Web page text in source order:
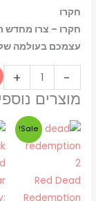
חקרו
חקרו – צרו מחדש
עצמכם בעולמה של
-
+
מוצרים
Red Dead
Redemption
Sale!
המחיר
המקורי
היה:
₪105.00.
המחיר
הנוכחי
₪85.00.